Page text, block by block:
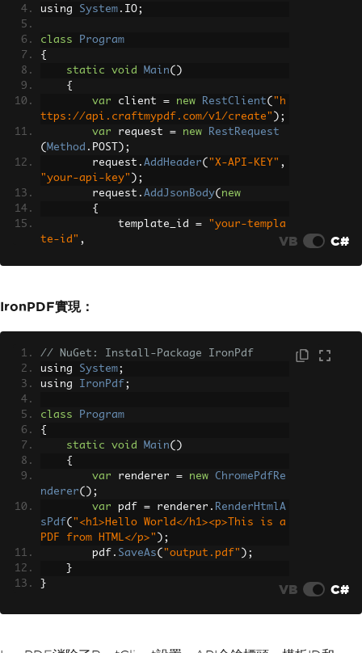
using System . IO;
class
Program
{
static
void Main()
{
var client = new RestClient( "h
ttps://api.craftmypdf.com/v1/create" );
var request = new
RestRequest
( Method . POST
);
        request
. AddHeader( "X-API-KEY" ,
"your-api-key" );
        request
. AddJsonBody( new
{
            template_id
=
"your-templa
te-id" ,
d</h1><p>This is a PDF from HTML</p>"
});
var client
request
WriteAllBytes
f"
response
VB C#
IronPDF實現：
// NuGet: Install-Package IronPdf
using System;
using IronPdf ;
class
Program
{
static
void Main()
{
var renderer = new
ChromePdfRe
nderer();
var pdf = renderer . RenderHtmlA
sPdf( "<h1>Hello World</h1><p>This is a
PDF from HTML</p>" );
        pdf
. SaveAs( "output.pdf" );
}
}
VB C#